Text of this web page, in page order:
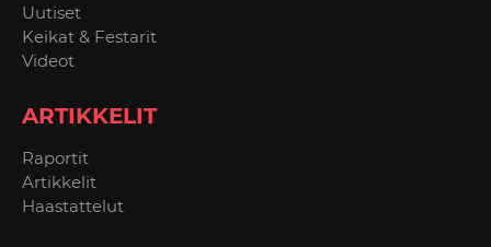
Uutiset
Keikat & Festarit
Videot
ARTIKKELIT
Raportit
Artikkelit
Haastattelut